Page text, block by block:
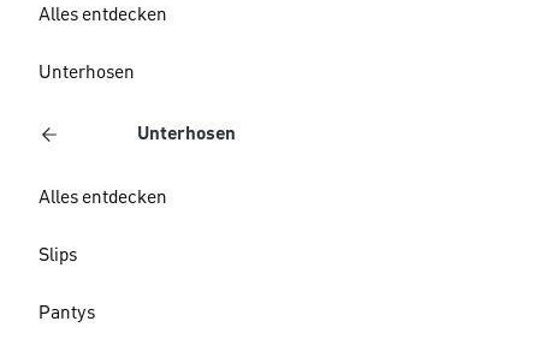
Alles entdecken
Unterhosen
Unterhosen
Alles entdecken
Slips
Pantys